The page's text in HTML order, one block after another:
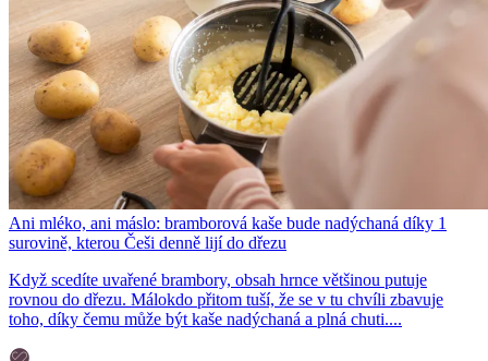
Ani mléko, ani máslo: bramborová kaše bude nadýchaná díky 1
surovině, kterou Češi denně lijí do dřezu
Když scedíte uvařené brambory, obsah hrnce většinou putuje
rovnou do dřezu. Málokdo přitom tuší, že se v tu chvíli zbavuje
toho, díky čemu může být kaše nadýchaná a plná chuti....